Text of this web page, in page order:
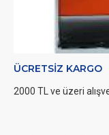
ÜCRETSIZ KARGO
2000 TL ve üzeri